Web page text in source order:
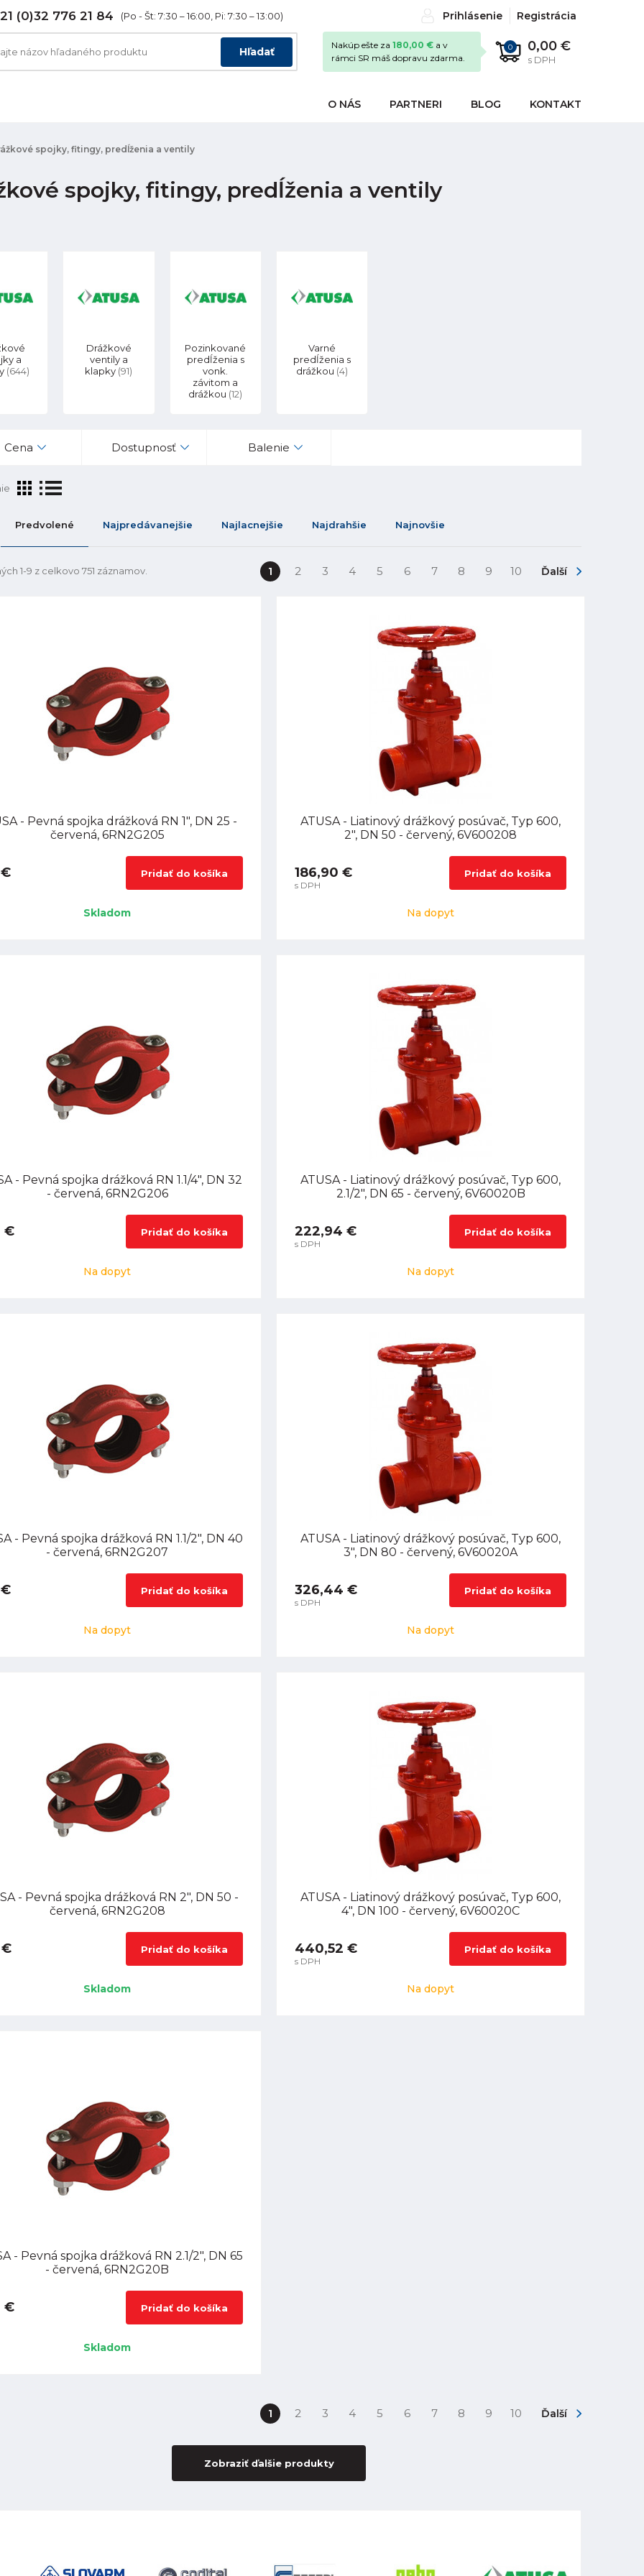
(0)32 776 21 84 (Po - Št: 7:30 – 16:00, Pi: 7:30 – 13:00) Prihlásenie Registrácia
Hľadať 0 0,00 €
s DPH
Nakúp ešte za 180,00 € a v
rámci SR máš dopravu zdarma.
O NÁS PARTNERI BLOG KONTAKT
spojky, fitingy, predĺženia a ventily
spojky, fitingy, predĺženia a ventily
a
(644)
Drážkové
ventily a
klapky (91)
Pozinkované
predĺženia s
vonk.
závitom a
drážkou (12)
Varné
predĺženia s
drážkou (4)
Cena Dostupnosť Balenie
Predvolené Najpredávanejšie Najlacnejšie Najdrahšie Najnovšie
1-9 z celkovo 751 záznamov. 1 2 3 4 5 6 7 8 9 10 Ďalší
- Pevná spojka drážková RN 1", DN 25 -
červená, 6RN2G205
€ Pridať do košíka
Skladom
ATUSA - Liatinový drážkový posúvač, Typ 600,
2", DN 50 - červený, 6V600208
186,90 €
s DPH
Pridať do košíka
Na dopyt
- Pevná spojka drážková RN 1.1/4", DN 32
- červená, 6RN2G206
€ Pridať do košíka
Na dopyt
ATUSA - Liatinový drážkový posúvač, Typ 600,
2.1/2", DN 65 - červený, 6V60020B
222,94 €
s DPH
Pridať do košíka
Na dopyt
- Pevná spojka drážková RN 1.1/2", DN 40
- červená, 6RN2G207
€ Pridať do košíka
Na dopyt
ATUSA - Liatinový drážkový posúvač, Typ 600,
3", DN 80 - červený, 6V60020A
326,44 €
s DPH
Pridať do košíka
Na dopyt
- Pevná spojka drážková RN 2", DN 50 -
červená, 6RN2G208
€ Pridať do košíka
Skladom
ATUSA - Liatinový drážkový posúvač, Typ 600,
4", DN 100 - červený, 6V60020C
440,52 €
s DPH
Pridať do košíka
Na dopyt
- Pevná spojka drážková RN 2.1/2", DN 65
- červená, 6RN2G20B
€ Pridať do košíka
Skladom
1 2 3 4 5 6 7 8 9 10 Ďalší
Zobraziť ďalšie produkty